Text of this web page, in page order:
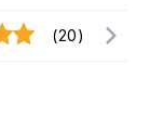
(20)